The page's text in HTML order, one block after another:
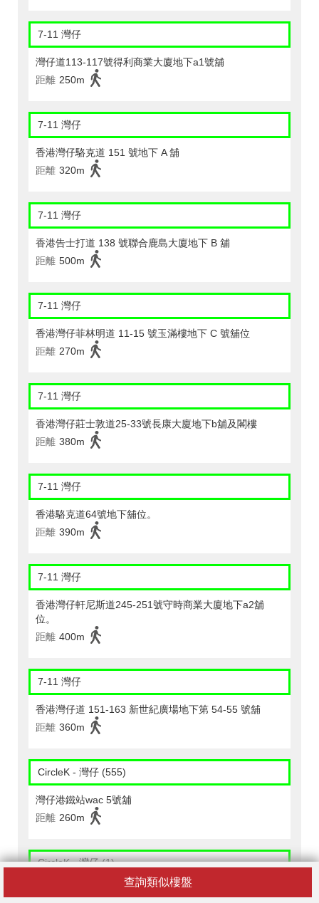
查詢類似樓盤
7-11 灣仔
灣仔道113-117號得利商業大廈地下a1號舖
距離 250m
7-11 灣仔
香港灣仔駱克道 151 號地下 A 舖
距離 320m
7-11 灣仔
香港告士打道 138 號聯合鹿島大廈地下 B 舖
距離 500m
7-11 灣仔
香港灣仔菲林明道 11-15 號玉滿樓地下 C 號舖位
距離 270m
7-11 灣仔
香港灣仔莊士敦道25-33號長康大廈地下b舖及閣樓
距離 380m
7-11 灣仔
香港駱克道64號地下舖位。
距離 390m
7-11 灣仔
香港灣仔軒尼斯道245-251號守時商業大廈地下a2舖
位。
距離 400m
7-11 灣仔
香港灣仔道 151-163 新世紀廣場地下第 54-55 號舖
距離 360m
CircleK - 灣仔 (555)
灣仔港鐵站wac 5號舖
距離 260m
CircleK - 灣仔 (1)
灣仔軒尼詩道38號地下